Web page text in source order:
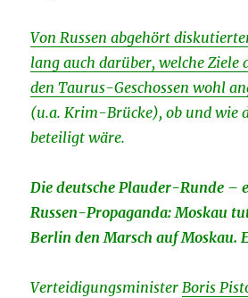
Von Russen abgehört
lang auch darüber, welche Ziele
den Taurus-Geschossen wohl
(u.a. Krim-Brücke), ob und wie
beteiligt wäre.
Die deutsche Plauder-Runde –
Russen-Propaganda: Moskau
Berlin den Marsch auf Moskau.
VerteidigungsministerBoris